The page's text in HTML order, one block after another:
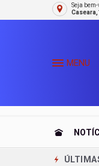
Seja
MENU